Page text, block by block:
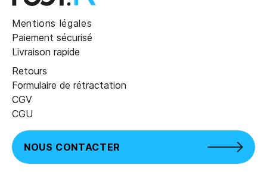
Mentions légales
Paiement sécurisé
Livraison rapide
Retours
Formulaire de rétractation
CGV
CGU
NOUS CONTACTER